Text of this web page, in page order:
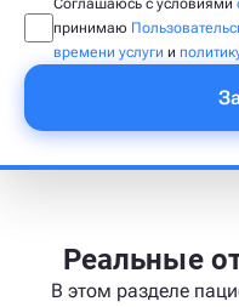
Соглашаюсь с условиями
принимаю
времени услуги и
Реальные
В этом разделе